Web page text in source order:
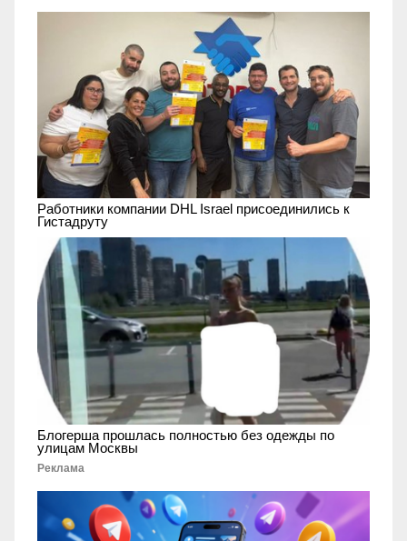
Работники компании DHL Israel присоединились к
Гистадруту
Блогерша прошлась полностью без одежды по
улицам Москвы
Реклама